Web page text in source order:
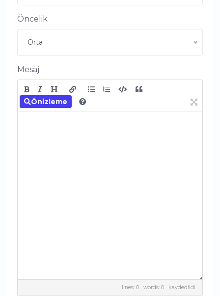
Öncelik
Orta
Mesaj
Önizleme
lines: 0 words: 0 kaydedildi